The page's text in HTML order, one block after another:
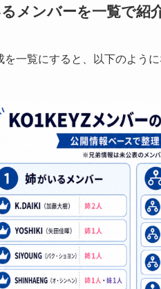
メンバーを一覧で紹
一覧にすると、以下のように